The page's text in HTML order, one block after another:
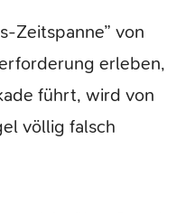
Zeitspanne” von
erleben,
führt, wird von
völlig falsch